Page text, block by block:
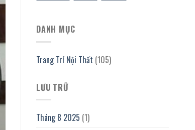
DANH MỤC
Trang Trí Nội Thất (105)
LƯU TRỮ
Tháng 8 2025 (1)